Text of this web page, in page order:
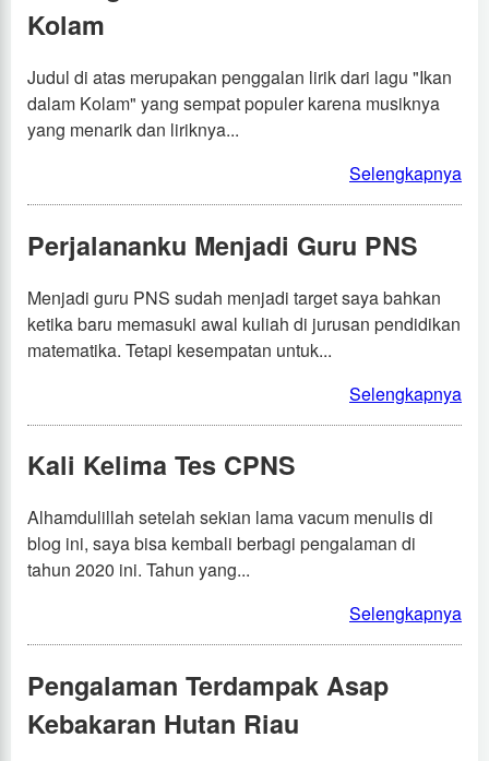
Kolam
Judul di atas merupakan penggalan lirik dari lagu "Ikan
dalam Kolam" yang sempat populer karena musiknya
yang menarik dan liriknya...
Selengkapnya
Perjalananku Menjadi Guru PNS
Menjadi guru PNS sudah menjadi target saya bahkan
ketika baru memasuki awal kuliah di jurusan pendidikan
matematika. Tetapi kesempatan untuk...
Selengkapnya
Kali Kelima Tes CPNS
Alhamdulillah setelah sekian lama vacum menulis di
blog ini, saya bisa kembali berbagi pengalaman di
tahun 2020 ini. Tahun yang...
Selengkapnya
Pengalaman Terdampak Asap
Kebakaran Hutan Riau